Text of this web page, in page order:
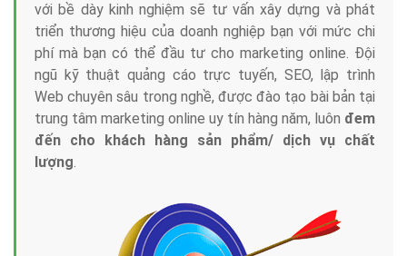
với bề dày kinh nghiệm sẽ tư vấn xây dựng và phát
triển thương hiệu của doanh nghiệp bạn với mức chi
phí mà bạn có thể đầu tư cho marketing online. Đội
ngũ kỹ thuật quảng cáo trực tuyến, SEO, lập trình
Web chuyên sâu trong nghề, được đào tạo bài bản tại
trung tâm marketing online uy tín hàng năm, luôn đem
đến cho khách hàng sản phẩm/ dịch vụ chất
lượng.